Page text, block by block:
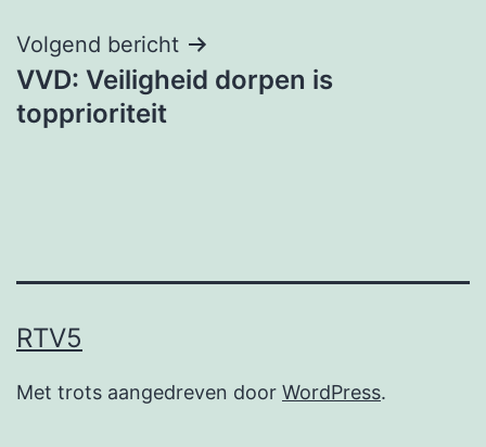
Volgend bericht
VVD: Veiligheid dorpen is
topprioriteit
RTV5
Met trots aangedreven door WordPress.